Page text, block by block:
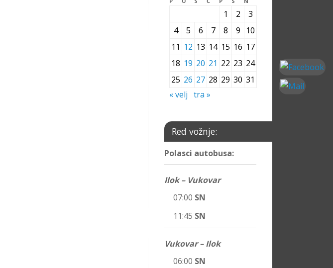
1 2
3
4
5 6 7 8 9
10
11 12 13 14 15 16 17
18 19 20 21 22 23 24
25 26 27 28 29 30 31
« velj tra »
Red vožnje:
Polasci autobusa:
Ilok – Vukovar
07:00 SN
11:45 SN
Vukovar – Ilok
06:00 SN